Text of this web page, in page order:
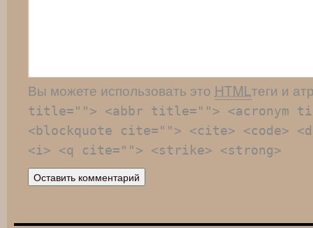
Вы можете использовать это HTMLтеги и
title=""> <abbr title=""> <acronym
<blockquote cite=""> <cite> <code>
<i> <q cite=""> <strike> <strong>